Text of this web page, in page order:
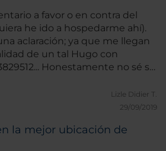
a favor o en contra del
he ido a hospedarme ahí).
aclaración; ya que me llegan
de un tal Hugo con
Honestamente no sé si
que el Sr. les proporcionó
soy él y ni sé quien sea.
a eliminar mi e-mail de
en su Quality Focus, les
:)
Lizle Didier T.
29/09/2019
la mejor ubicación de